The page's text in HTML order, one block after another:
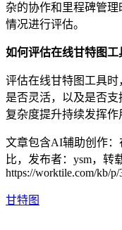
杂的协作和里程碑管
情况进行评估。
如何评估在线甘特图工
评估在线甘特图工具
是否灵活，以及是否
复杂度提升持续发挥作
文章包含AI辅助创作
比，发布者：ysm，转
https://worktile.com/kb/p/
甘特图